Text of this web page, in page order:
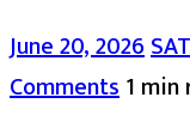
June 20, 2026
Comments1 min